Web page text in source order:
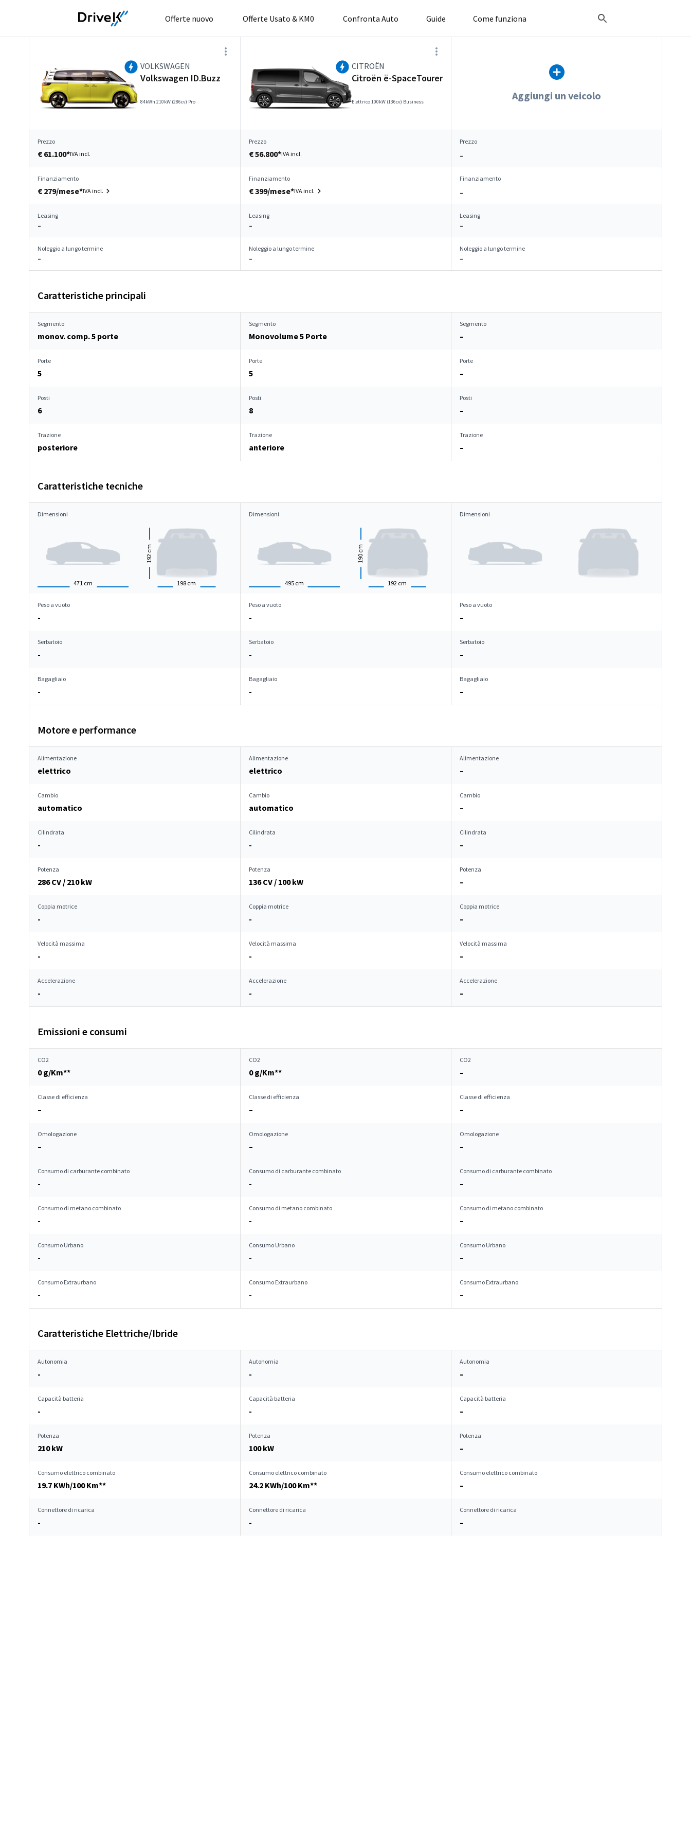
Offerte nuovo Offerte Usato & KM0 Confronta Auto Guide Come funziona
VOLKSWAGEN
Volkswagen ID.Buzz
84kWh 210kW (286cv) Pro
CITROËN
Citroën ë-SpaceTourer
Elettrico 100kW (136cv) Business Aggiungi un veicolo
Prezzo
€ 61.100*IVA incl.
Prezzo
€ 56.800*IVA incl.
Prezzo
–
Finanziamento
€ 279/mese*IVA incl.
Finanziamento
€ 399/mese*IVA incl.
Finanziamento
–
Leasing
–
Leasing
–
Leasing
–
Noleggio a lungo termine
–
Noleggio a lungo termine
–
Noleggio a lungo termine
–
Caratteristiche principali
Segmento
monov. comp. 5 porte
Segmento
Monovolume 5 Porte
Segmento
–
Porte
5
Porte
5
Porte
–
Posti
6
Posti
8
Posti
–
Trazione
posteriore
Trazione
anteriore
Trazione
–
Caratteristiche tecniche
Dimensioni
471 cm 198 cm
192
cm
Dimensioni
495 cm 192 cm
190
cm
Dimensioni
Peso a vuoto
-
Peso a vuoto
-
Peso a vuoto
–
Serbatoio
-
Serbatoio
-
Serbatoio
–
Bagagliaio
-
Bagagliaio
-
Bagagliaio
–
Motore e performance
Alimentazione
elettrico
Alimentazione
elettrico
Alimentazione
–
Cambio
automatico
Cambio
automatico
Cambio
–
Cilindrata
-
Cilindrata
-
Cilindrata
–
Potenza
286 CV / 210 kW
Potenza
136 CV / 100 kW
Potenza
–
Coppia motrice
-
Coppia motrice
-
Coppia motrice
–
Velocità massima
-
Velocità massima
-
Velocità massima
–
Accelerazione
-
Accelerazione
-
Accelerazione
–
Emissioni e consumi
CO2
0 g/Km**
CO2
0 g/Km**
CO2
–
Classe di efficienza
–
Classe di efficienza
–
Classe di efficienza
–
Omologazione
–
Omologazione
–
Omologazione
–
Consumo di carburante combinato
-
Consumo di carburante combinato
-
Consumo di carburante combinato
–
Consumo di metano combinato
-
Consumo di metano combinato
-
Consumo di metano combinato
–
Consumo Urbano
-
Consumo Urbano
-
Consumo Urbano
–
Consumo Extraurbano
-
Consumo Extraurbano
-
Consumo Extraurbano
–
Caratteristiche Elettriche/Ibride
Autonomia
-
Autonomia
-
Autonomia
–
Capacità batteria
-
Capacità batteria
-
Capacità batteria
–
Potenza
210 kW
Potenza
100 kW
Potenza
–
Consumo elettrico combinato
19.7 KWh/100 Km**
Consumo elettrico combinato
24.2 KWh/100 Km**
Consumo elettrico combinato
–
Connettore di ricarica
-
Connettore di ricarica
-
Connettore di ricarica
–